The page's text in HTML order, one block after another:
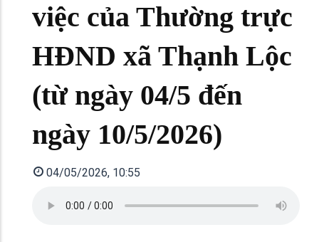
việc của Thường trực
HĐND xã Thạnh Lộc
(từ ngày 04/5 đến
ngày 10/5/2026)
04/05/2026, 10:55